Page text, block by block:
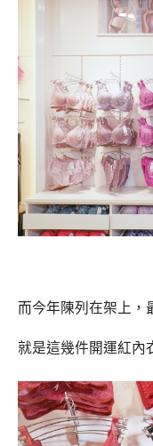
而今年陳列在架上，
就是這幾件開運紅內